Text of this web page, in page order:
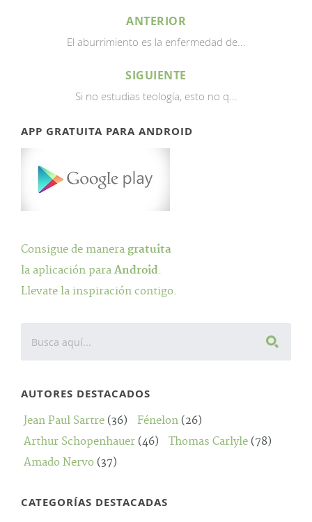
ANTERIOR
El aburrimiento es la enfermedad de...
SIGUIENTE
Si no estudias teología, esto no q...
APP GRATUITA PARA ANDROID
Consigue de manera gratuita
la aplicación para Android.
Llevate la inspiración contigo.
AUTORES DESTACADOS
Jean Paul Sartre (36) Fénelon (26)
Arthur Schopenhauer (46) Thomas Carlyle (78)
Amado Nervo (37)
CATEGORÍAS DESTACADAS